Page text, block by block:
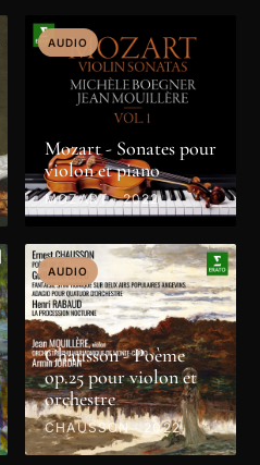
AUDIO
Mozart - Sonates pour
violon et piano
MOZART · 2022
AUDIO
Chausson - Poème
op.25 pour violon et
orchestre
CHAUSSON · 2022